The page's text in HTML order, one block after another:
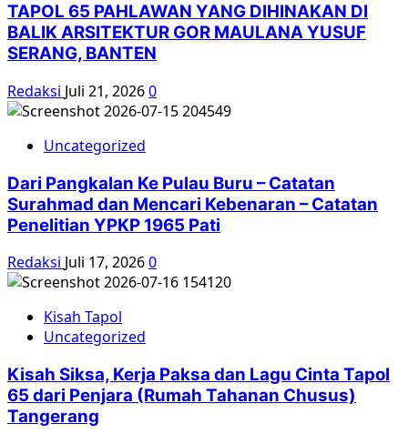
TAPOL 65 PAHLAWAN YANG DIHINAKAN DI
BALIK ARSITEKTUR GOR MAULANA YUSUF
SERANG, BANTEN
Redaksi Juli 21, 20260
Uncategorized
Dari Pangkalan Ke Pulau Buru – Catatan
Surahmad dan Mencari Kebenaran – Catatan
Penelitian YPKP 1965 Pati
Redaksi Juli 17, 20260
Kisah Tapol
Uncategorized
Kisah Siksa, Kerja Paksa dan Lagu Cinta Tapol
65 dari Penjara (Rumah Tahanan Chusus)
Tangerang